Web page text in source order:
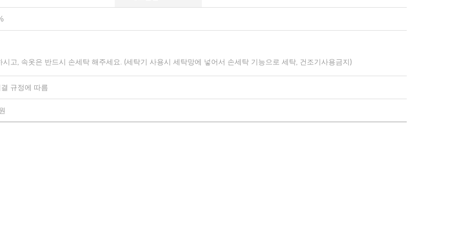
고, 속옷은 반드시 손세탁 해주세요. (세탁기 사용시 세탁망에 넣어서 손세탁 기능으로 세탁, 건조기사용금지)
규정에 따름